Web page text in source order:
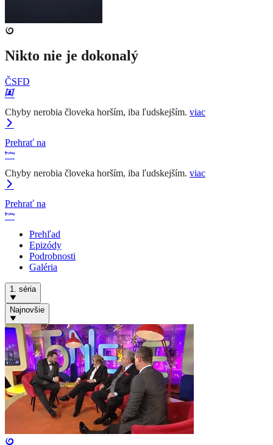
Nikto nie je dokonalý
ČSFD
Chyby nerobia človeka horším, iba ľudskejším. viac
Prehrať na
Chyby nerobia človeka horším, iba ľudskejším. viac
Prehrať na
Prehľad
Epizódy
Podrobnosti
Galéria
1. séria
Najnovšie